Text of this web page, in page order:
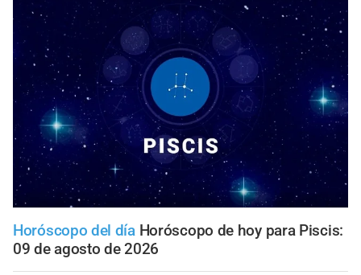
Horóscopo del día Horóscopo de hoy para Piscis:
09 de agosto de 2026